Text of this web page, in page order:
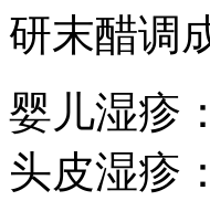
研末醋调
婴儿湿疹
头皮湿疹